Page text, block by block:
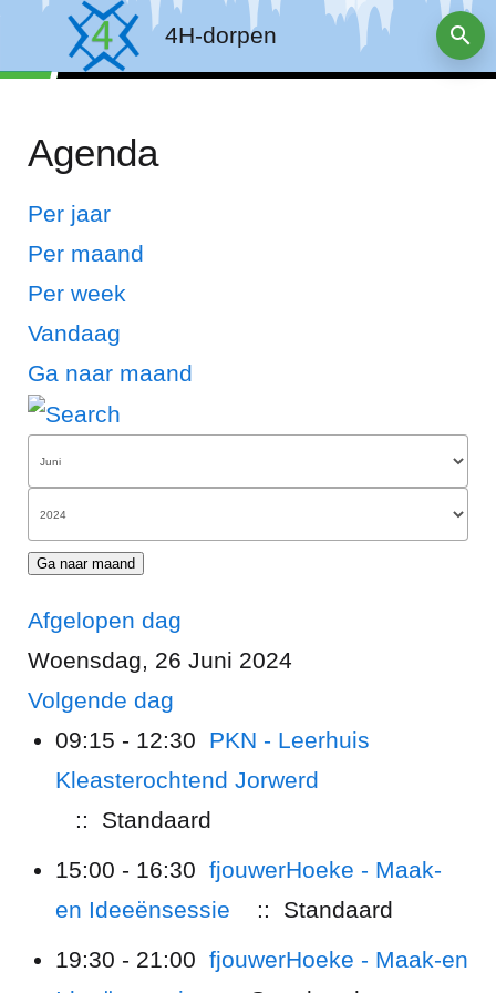
4H-dorpen
Agenda
Per jaar
Per maand
Per week
Vandaag
Ga naar maand
Ga naar maand
Afgelopen dag
Woensdag, 26 Juni 2024
Volgende dag
09:15 - 12:30 PKN - Leerhuis
Kleasterochtend Jorwerd
:: Standaard
15:00 - 16:30 fjouwerHoeke - Maak-
en Ideeënsessie
:: Standaard
19:30 - 21:00 fjouwerHoeke - Maak-en